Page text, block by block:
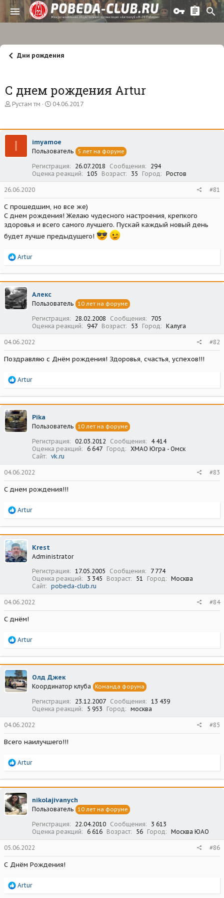
Дни рождения
С днем рождения Artur
А
о
р
е
Рустам тм
Д
а
а
ч
л
а
04.06.2017
I imyamoe
Пользователь 5 лет на форуме
Регистрация 26.07.2018 Сообщения
294
Оценка реакций
105 Возраст 35 Город Ростов
26.06.2020 #81
С прошедшим, но все же)
С днем рождения! Желаю чудесного настроения, крепкого
здоровья и всего самого лучшего. Пускай каждый новый день
будет лучше предыдущего!
Р
а
к
ц
и
и
Artur
Алекс
Пользователь 10 лет на форуме
Регистрация 28.02.2008 Сообщения
705
Оценка реакций
947 Возраст 53 Город Калуга
04.06.2022 #82
Поздравляю с Днём рождения! Здоровья, счастья, успехов!!!
Р
а
к
ц
и
и
Artur
Pika
Пользователь 10 лет на форуме
Регистрация 02.03.2012 Сообщения
4 414
Оценка реакций
6 647 Город
ХМАО Югра - Омск
Сайт
vk.ru
04.06.2022 #83
С днем рождения!!!
Р
а
к
ц
и
и
Artur
Krest
Administrator
Регистрация
17.05.2005 Сообщения
7 774
Оценка реакций
3 345 Возраст 51 Город
Москва
Сайт
pobeda-club.ru
04.06.2022 #84
С днём!
Р
а
к
ц
и
и
Artur
Олд Джек
Координатор клуба Команда форума
Регистрация 23.12.2007 Сообщения
13 439
Оценка реакций
5 953 Город москва
04.06.2022 #85
Всего наилучшего!!!
Р
а
к
ц
и
и
Artur
nikolajivanych
Пользователь 10 лет на форуме
Регистрация 22.04.2010 Сообщения
3 613
Оценка реакций
6 616 Возраст 56 Город Москва ЮАО
05.06.2022 #86
С Днём Рождения!
Р
Artur